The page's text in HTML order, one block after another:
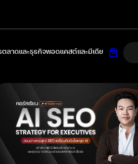
ตลาดและธุรกิจพอดแคสต์และมีเดีย